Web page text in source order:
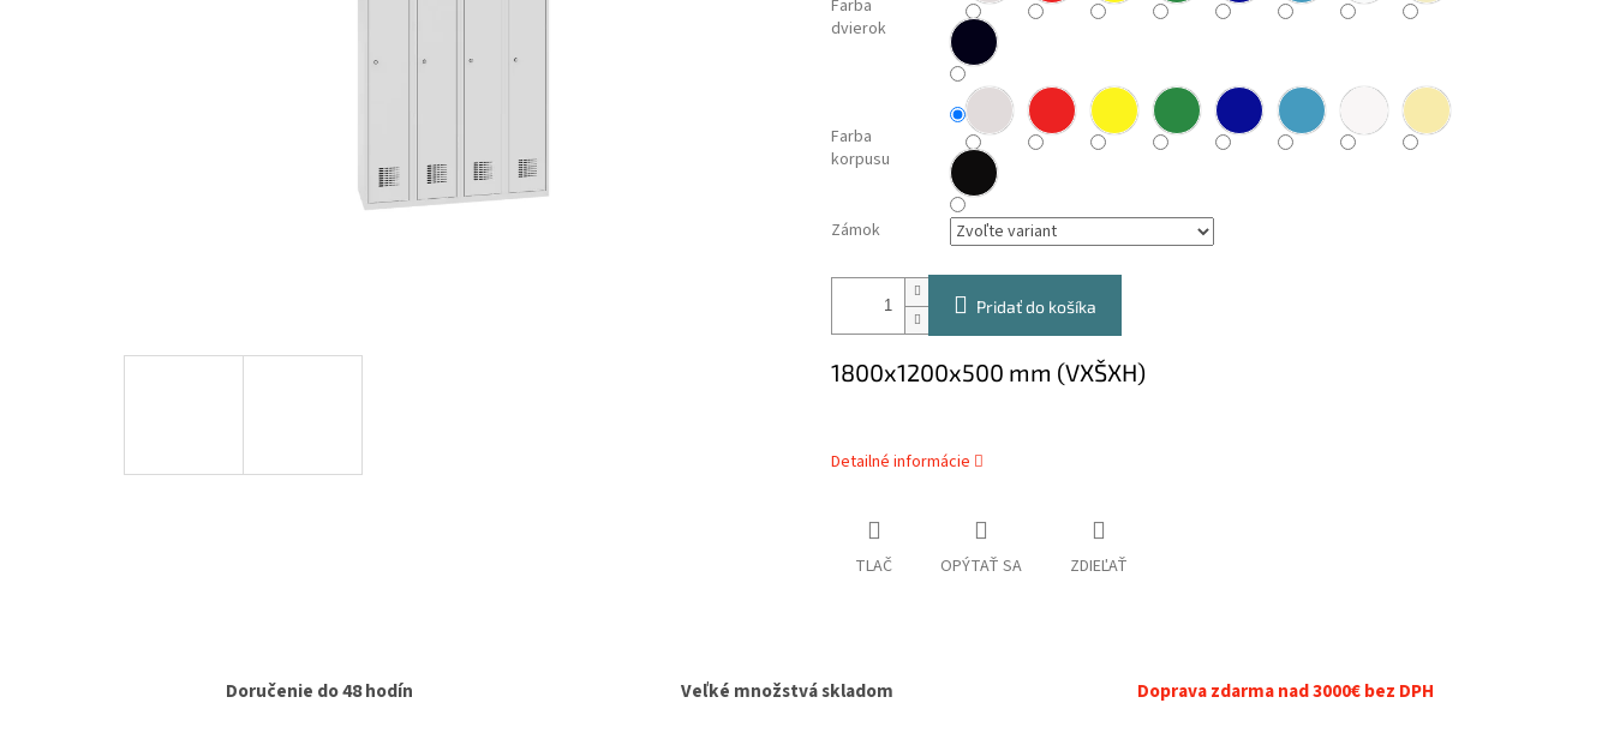
Farba
dvierok
Farba
korpusu
Zámok
Pridať do košíka
1800x1200x500 mm (VXŠXH)
Detailné informácie
TLAČ OPÝTAŤ SA ZDIEĽAŤ
Doručenie do 48 hodín Veľké množstvá skladom Doprava zdarma nad 3000€ bez DPH